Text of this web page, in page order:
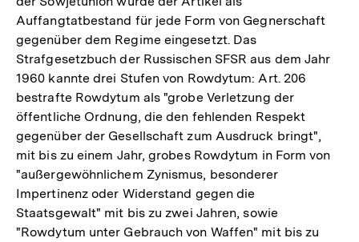
Auffangtatbestand für jede Form von Gegnerschaft
gegenüber dem Regime eingesetzt. Das
Strafgesetzbuch der Russischen SFSR aus dem Jahr
1960 kannte drei Stufen von Rowdytum: Art. 206
bestrafte Rowdytum als "grobe Verletzung der
öffentliche Ordnung, die den fehlenden Respekt
gegenüber der Gesellschaft zum Ausdruck bringt",
mit bis zu einem Jahr, grobes Rowdytum in Form von
"außergewöhnlichem Zynismus, besonderer
Impertinenz oder Widerstand gegen die
Staatsgewalt" mit bis zu zwei Jahren, sowie
"Rowdytum unter Gebrauch von Waffen" mit bis zu